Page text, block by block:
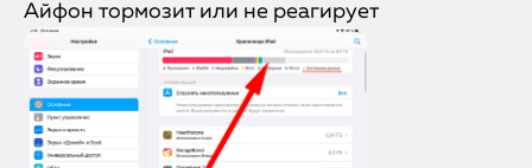
Айфон тормозит или не реагирует